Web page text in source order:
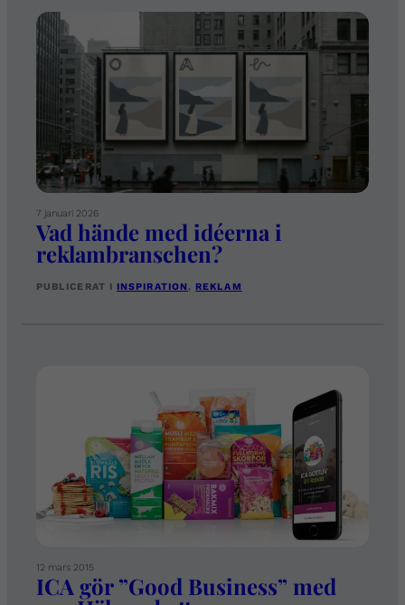
7 januari 2026
Vad hände med idéerna i
reklambranschen?
PUBLICERAT I INSPIRATION , REKLAM
12 mars 2015
ICA gör ”Good Business” med